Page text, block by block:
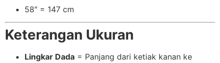
58″ = 147 cm
Keterangan Ukuran
Lingkar Dada = Panjang dari ketiak kanan ke